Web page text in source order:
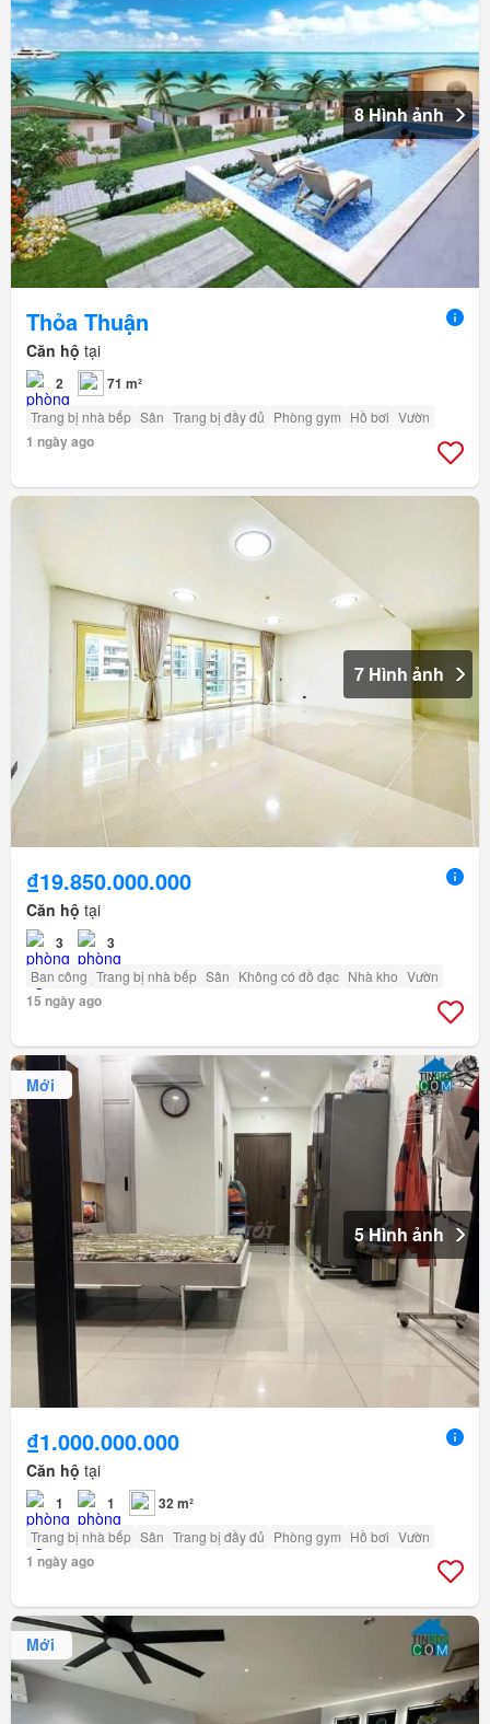
8 Hình ảnh
Thỏa Thuận
Căn hộ tại
2 71 m²
Trang bị nhà bếp Sân Trang bị đầy đủ Phòng gym Hồ bơi Vườn
1 ngày ago
7 Hình ảnh
₫19.850.000.000
Căn hộ tại
3 3
Ban công Trang bị nhà bếp Sân Không có đồ đạc Nhà kho Vườn
15 ngày ago
Mới
5 Hình ảnh
₫1.000.000.000
Căn hộ tại
1 1 32 m²
Trang bị nhà bếp Sân Trang bị đầy đủ Phòng gym Hồ bơi Vườn
1 ngày ago
Mới